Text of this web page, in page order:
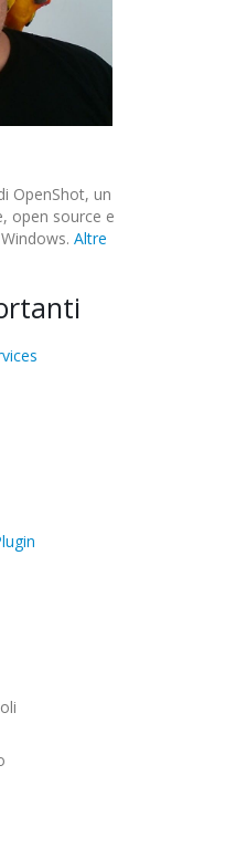
OpenShot, un
open source e
Altre